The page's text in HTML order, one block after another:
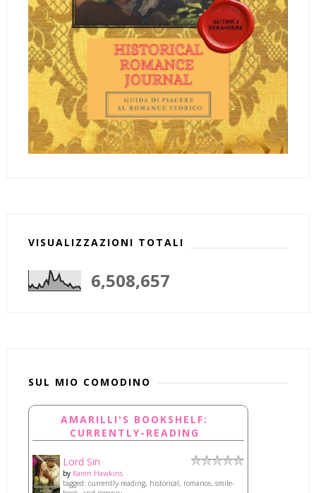
VISUALIZZAZIONI TOTALI
6,508,657
SUL MIO COMODINO
AMARILLI'S BOOKSHELF:
CURRENTLY-READING
Lord Sin
by Karen Hawkins
tagged: currently-reading, historical, romance, smile-